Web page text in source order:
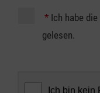
* Ich habe die
gelesen.